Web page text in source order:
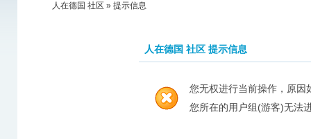
人在德国 社区 » 提示信息
人在德国 社区 提示信息
您无权进行当前操作，原因
您所在的用户组(游客)无法